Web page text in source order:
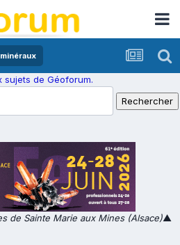
sujets de Géoforum.
de Sainte Marie aux Mines (Alsace)▲